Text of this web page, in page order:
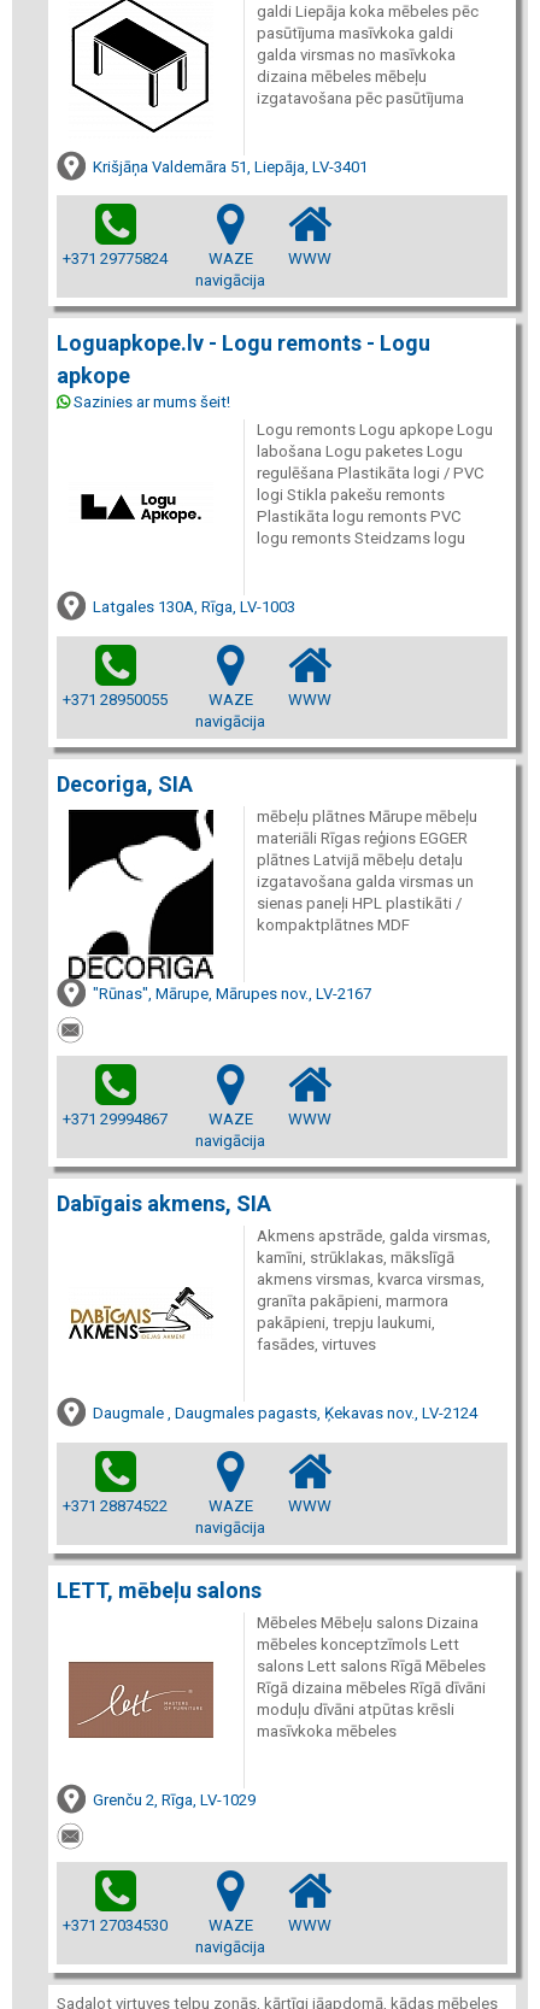
galdi Liepāja koka mēbeles pēc
pasūtījuma masīvkoka galdi
galda virsmas no masīvkoka
dizaina mēbeles mēbeļu
izgatavošana pēc pasūtījuma
Krišjāņa Valdemāra 51, Liepāja, LV-3401
+371 29775824
WAZE
navigācija
WWW
Loguapkope.lv - Logu remonts - Logu
apkope
Sazinies ar mums šeit!
Logu remonts Logu apkope Logu
labošana Logu paketes Logu
regulēšana Plastikāta logi / PVC
logi Stikla pakešu remonts
Plastikāta logu remonts PVC
logu remonts Steidzams logu
Latgales 130A, Rīga, LV-1003
+371 28950055
WAZE
navigācija
WWW
Decoriga, SIA
mēbeļu plātnes Mārupe mēbeļu
materiāli Rīgas reģions EGGER
plātnes Latvijā mēbeļu detaļu
izgatavošana galda virsmas un
sienas paneļi HPL plastikāti /
kompaktplātnes MDF
"Rūnas", Mārupe, Mārupes nov., LV-2167
+371 29994867
WAZE
navigācija
WWW
Dabīgais akmens, SIA
Akmens apstrāde, galda virsmas,
kamīni, strūklakas, mākslīgā
akmens virsmas, kvarca virsmas,
granīta pakāpieni, marmora
pakāpieni, trepju laukumi,
fasādes, virtuves
Daugmale , Daugmales pagasts, Ķekavas nov., LV-2124
+371 28874522
WAZE
navigācija
WWW
LETT, mēbeļu salons
Mēbeles Mēbeļu salons Dizaina
mēbeles konceptzīmols Lett
salons Lett salons Rīgā Mēbeles
Rīgā dizaina mēbeles Rīgā dīvāni
moduļu dīvāni atpūtas krēsli
masīvkoka mēbeles
Grenču 2, Rīga, LV-1029
+371 27034530
WAZE
navigācija
WWW
Sadalot virtuves telpu zonās, kārtīgi jāapdomā, kādas mēbeles